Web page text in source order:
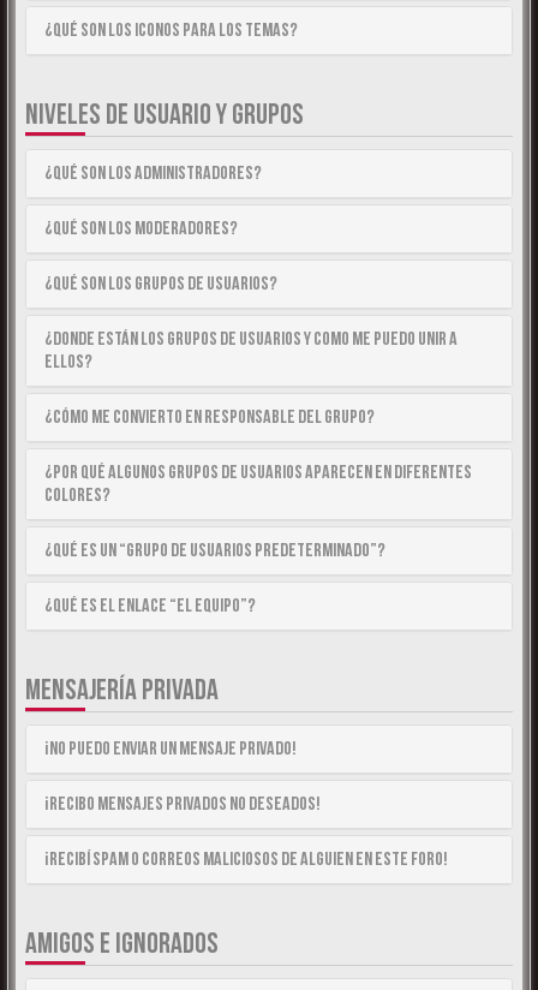
¿Qué son los iconos para los temas?
NIVELES DE USUARIO Y GRUPOS
¿Qué son los Administradores?
¿Qué son los Moderadores?
¿Qué son los Grupos de Usuarios?
¿Donde están los Grupos de Usuarios y como me puedo unir a
ellos?
¿Cómo me convierto en Responsable del Grupo?
¿Por qué algunos Grupos de Usuarios aparecen en diferentes
colores?
¿Qué es un “Grupo de Usuarios predeterminado”?
¿Qué es el enlace “El equipo”?
MENSAJERÍA PRIVADA
¡No puedo enviar un mensaje privado!
¡Recibo mensajes privados no deseados!
¡Recibí spam o correos maliciosos de alguien en este foro!
AMIGOS E IGNORADOS